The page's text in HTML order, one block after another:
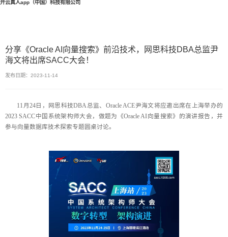
开云真人app（中国）科技有限公司
分享《Oracle AI向量搜索》前沿技术，网思科技DBA总监尹
海文将出席SACC大会！
发布日期：2023-11-14
11月24日，网思科技DBA总监、Oracle ACE尹海文将应邀出席在上海举办的
2023 SACC中国系统架构师大会，做题为《Oracle AI向量搜索》的演讲报告，并
参与向量数据库技术探索专题圆桌讨论。